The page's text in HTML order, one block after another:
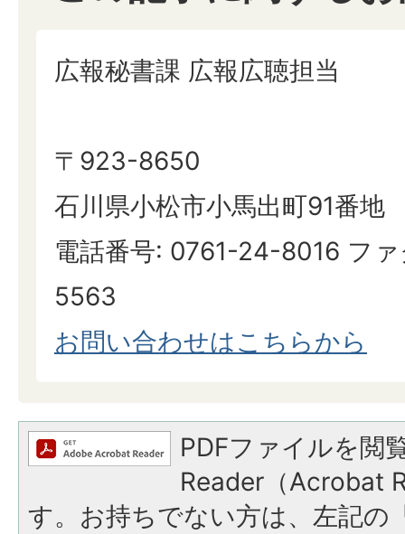
広報秘書課 広報広聴担当
〒923-8650
石川県小松市小馬出町91番地
電話番号: 0761-24-8016 フ
5563
お問い合わせはこちらから
PDFファイルを閲
Reader（Acrobat
す。お持ちでない方は、左記の